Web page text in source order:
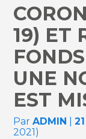
19) ET
UNE
EST
ParADMIN |
2021)